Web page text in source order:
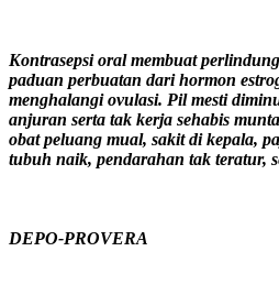
Kontrasepsi oral membuat
paduan perbuatan dari hormon
menghalangi ovulasi. Pil mesti
anjuran serta tak kerja sehabis
obat peluang mual, sakit di kepala,
tubuh naik, pendarahan tak teratur,
DEPO-PROVERA